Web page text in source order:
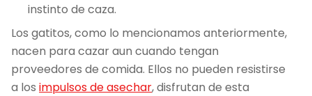
instinto de caza.
Los gatitos, como lo mencionamos anteriormente,
nacen para cazar aun cuando tengan
proveedores de comida. Ellos no pueden resistirse
a los impulsos de asechar, disfrutan de esta